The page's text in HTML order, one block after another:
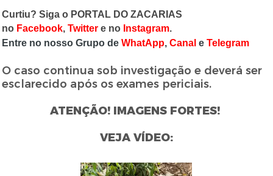
Curtiu? Siga o PORTAL DO ZACARIAS
no Facebook,Twitter e no Instagram.
Entre no nosso Grupo deWhatApp,Canal eTelegram
O caso continua sob investigação e deverá ser
esclarecido após os exames periciais.
ATENÇÃO! IMAGENS FORTES!
VEJA VÍDEO: